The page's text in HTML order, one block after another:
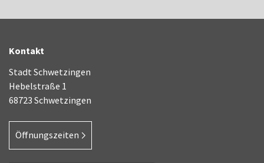
Kontakt
Stadt Schwetzingen
Hebelstraße 1
68723 Schwetzingen
Öffnungszeiten